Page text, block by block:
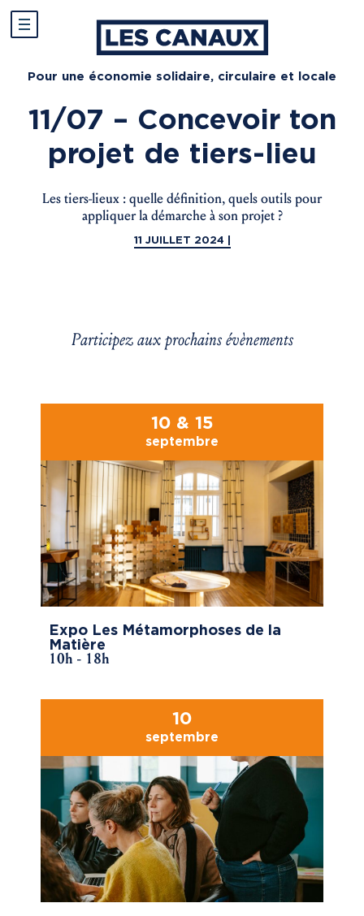
Pour une économie solidaire, circulaire et locale
11/07 – Concevoir ton
projet de tiers-lieu
Les tiers-lieux : quelle définition, quels outils pour
appliquer la démarche à son projet ?
11 JUILLET 2024 |
Participez aux prochains évènements
10 & 15
septembre
Expo Les Métamorphoses de la
Matière
10h - 18h
10
septembre